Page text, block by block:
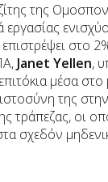
της
στο
Janet Yellen,
μέσα
της
τράπεζας, οι
σχεδόν